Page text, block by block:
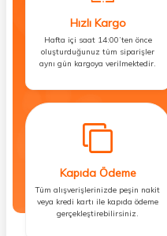
Hızlı Kargo
Hafta içi saat 14:00’ten önce
oluşturduğunuz tüm siparişler
aynı gün kargoya verilmektedir.
Kapıda Ödeme
Tüm alışverişlerinizde peşin nakit
veya kredi kartı ile kapıda ödeme
gerçekleştirebilirsiniz.